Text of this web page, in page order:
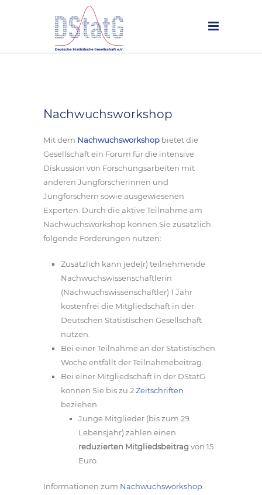
Nachwuchsworkshop
Mit dem Nachwuchsworkshop bietet die
Gesellschaft ein Forum für die intensive
Diskussion von Forschungsarbeiten mit
anderen Jungforscherinnen und
Jungforschern sowie ausgewiesenen
Experten. Durch die aktive Teilnahme am
Nachwuchsworkshop können Sie zusätzlich
folgende Förderungen nutzen:
Zusätzlich kann jede(r) teilnehmende
Nachwuchswissenschaftlerin
(Nachwuchswissenschaftler) 1 Jahr
kostenfrei die Mitgliedschaft in der
Deutschen Statistischen Gesellschaft
nutzen.
Bei einer Teilnahme an der Statistischen
Woche entfällt der Teilnahmebeitrag.
Bei einer Mitgliedschaft in der DStatG
können Sie bis zu 2Zeitschriften
beziehen.
Junge Mitglieder (bis zum 29.
Lebensjahr) zahlen einen
reduzierten Mitgliedsbeitrag von 15
Euro.
Informationen zum Nachwuchsworkshop